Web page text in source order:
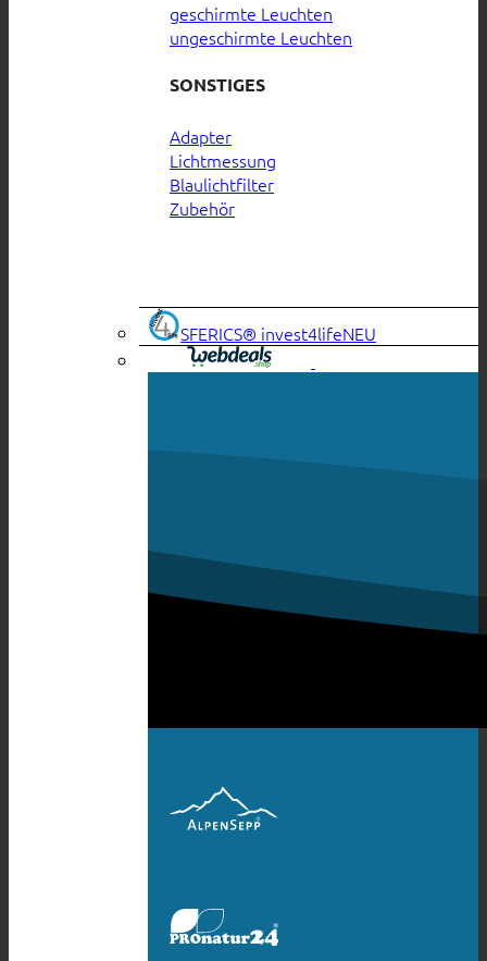
geschirmte Leuchten
ungeschirmte Leuchten
SONSTIGES
Adapter
Lichtmessung
Blaulichtfilter
Zubehör
SFERICS® invest4life